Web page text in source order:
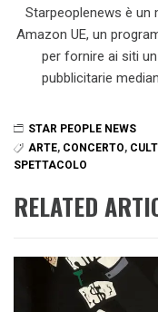
Starpeoplenews è un
Amazon UE, un
per fornire ai siti
pubblicitarie
STAR PEOPLE NEWS
ARTE, CONCERTO,
SPETTACOLO
RELATED